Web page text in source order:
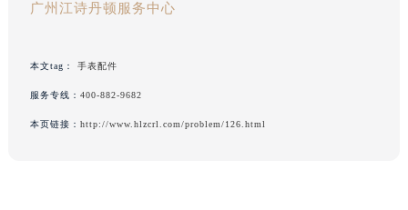
广州江诗丹顿服务中心
本文tag： 手表配件
服务专线： 400-882-9682
本页链接： http://www.hlzcrl.com/problem/126.html